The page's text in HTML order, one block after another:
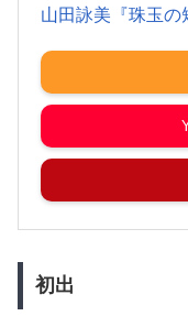
山田詠美『珠玉の
初出